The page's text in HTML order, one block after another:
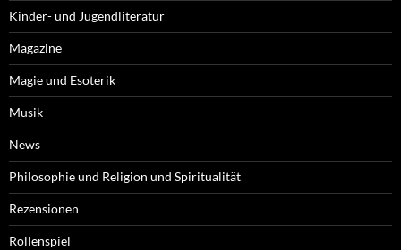
Kinder- und Jugendliteratur
Magazine
Magie und Esoterik
Musik
News
Philosophie und Religion und Spiritualität
Rezensionen
Rollenspiel